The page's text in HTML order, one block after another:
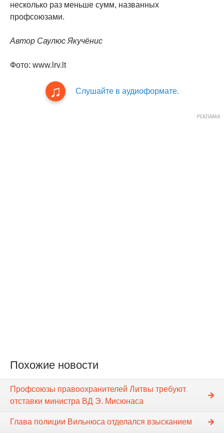
несколько раз меньше сумм, названных
профсоюзами.
Автор Саулюс Якучёнис
Фото: www.lrv.lt
Слушайте в аудиоформате.
Похожие новости
Профсоюзы правоохранителей Литвы требуют
отставки министра ВД Э. Мисюнаса
Глава полиции Вильнюса отделался взысканием